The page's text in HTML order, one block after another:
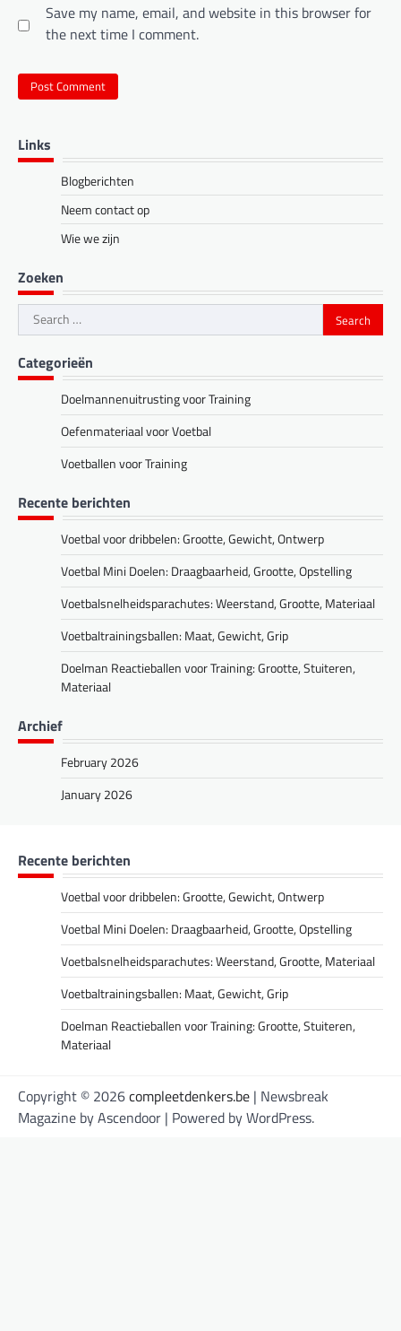
Save my name, email, and website in this browser for
the next time I comment.
Links
Blogberichten
Neem contact op
Wie we zijn
Zoeken
Search
for:
Categorieën
Doelmannenuitrusting voor Training
Oefenmateriaal voor Voetbal
Voetballen voor Training
Recente berichten
Voetbal voor dribbelen: Grootte, Gewicht, Ontwerp
Voetbal Mini Doelen: Draagbaarheid, Grootte, Opstelling
Voetbalsnelheidsparachutes: Weerstand, Grootte, Materiaal
Voetbaltrainingsballen: Maat, Gewicht, Grip
Doelman Reactieballen voor Training: Grootte, Stuiteren,
Materiaal
Archief
February 2026
January 2026
Recente berichten
Voetbal voor dribbelen: Grootte, Gewicht, Ontwerp
Voetbal Mini Doelen: Draagbaarheid, Grootte, Opstelling
Voetbalsnelheidsparachutes: Weerstand, Grootte, Materiaal
Voetbaltrainingsballen: Maat, Gewicht, Grip
Doelman Reactieballen voor Training: Grootte, Stuiteren,
Materiaal
Copyright © 2026compleetdenkers.be | Newsbreak
Magazine byAscendoor | Powered byWordPress.